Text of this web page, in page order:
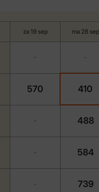
za 19 sep ma 28 sep
- -
570 410
- 488
- 584
- 739